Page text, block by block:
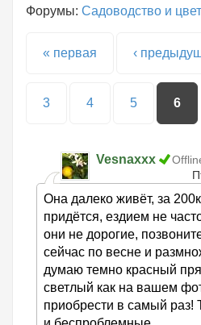
Форумы: Садоводство и
Страницы
« первая ‹
3 4 5 6
Vesnaxxx
Она далеко живёт, за
придётся, ездием не
они не дорогие,
сейчас по весне и
думаю темно красный
светлый как на вашем
приобрести в самый раз!